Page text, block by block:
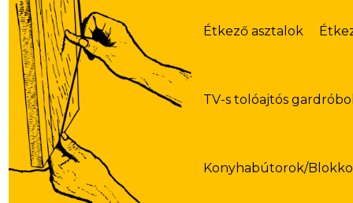
Étkező asztalok
TV-s tolóajtós
Konyhabútorok/